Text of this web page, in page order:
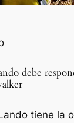
debe
tiene la